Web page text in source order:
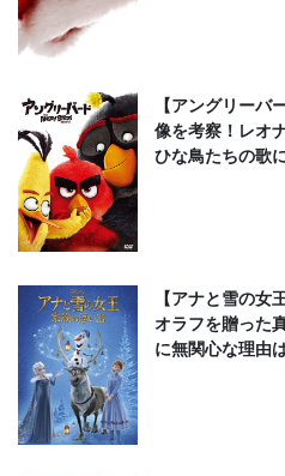
【アングリーバ
像を考察！レオ
ひな鳥たちの歌
【アナと雪の女
オラフを贈った
に無関心な理由